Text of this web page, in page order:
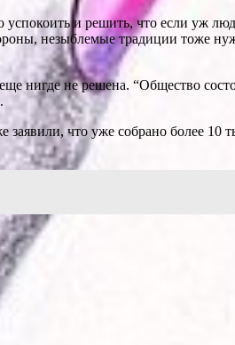
и решить, что если уж
незыблемые традиции тоже
нигде не решена. “Общество
что уже собрано более